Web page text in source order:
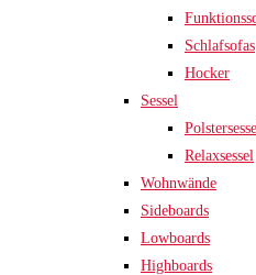
Schlafsofas
Hocker
Sessel
Relaxsessel
Wohnwände
Sideboards
Lowboards
Highboards